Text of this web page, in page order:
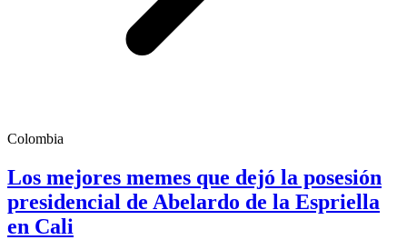
Colombia
Los mejores memes que dejó la posesión
presidencial de Abelardo de la Espriella
en Cali